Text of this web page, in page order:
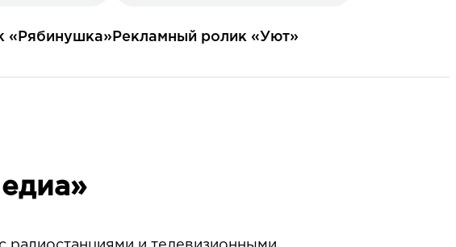
«Рябинушка» Рекламный ролик «Уют»